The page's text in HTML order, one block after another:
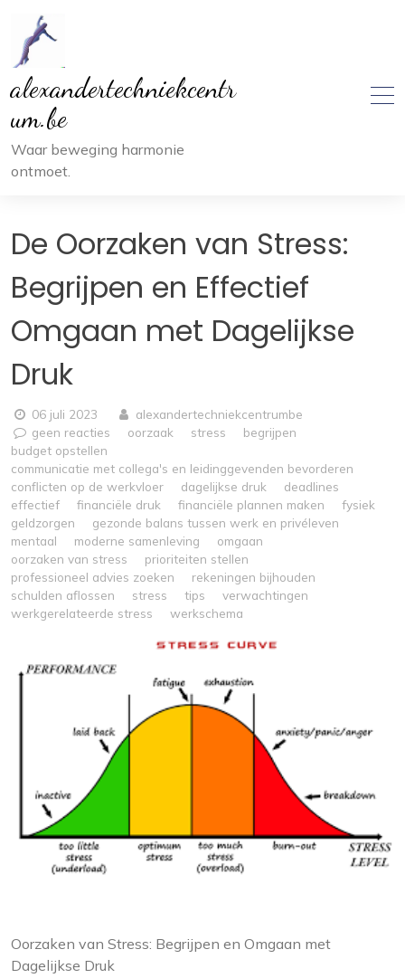
inhoud
alexandertechniekcentr
um.be
Waar beweging harmonie
ontmoet.
De Oorzaken van Stress:
Begrijpen en Effectief
Omgaan met Dagelijkse
Druk
06 juli 2023
alexandertechniekcentrumbe
geen reacties
oorzaak stress
begrijpen
budget opstellen
communicatie met collega's en leidinggevenden bevorderen
conflicten op de werkvloer
dagelijkse druk
deadlines
effectief
financiële druk financiële plannen maken
fysiek
geldzorgen
gezonde balans tussen werk en privéleven
mentaal
moderne samenleving
omgaan
oorzaken van stress
prioriteiten stellen
professioneel advies zoeken
rekeningen bijhouden
schulden aflossen
stress tips
verwachtingen
werkgerelateerde stress
werkschema
Oorzaken van Stress: Begrijpen en Omgaan met
Dagelijkse Druk